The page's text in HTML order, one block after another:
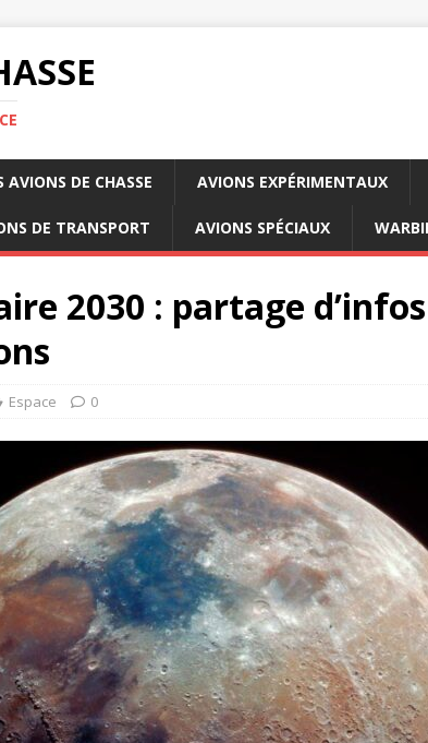
AVIONS DE CHASSE AVIONS EXPÉRIMENTAUX
DE TRANSPORT AVIONS SPÉCIAUX
2030 : partage
Espace 0